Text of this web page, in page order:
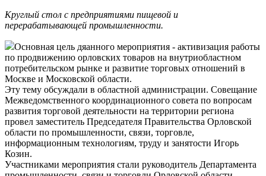
Круглый стол с предприятиями пищевой и
перерабатывающей промышленности.
Основная цель дяанного мероприятия - активизация работы
по продвижению орловских товаров на внутриобластном
потребительском рынке и развитие торговых отношений в
Москве и Московской области.
Эту тему обсуждали в областной администрации. Совещание
Межведомственного координационного совета по вопросам
развития торговой деятельности на территории региона
провел заместитель Председателя Правительства Орловской
области по промышленности, связи, торговле,
информационным технологиям, труду и занятости Игорь
Козин.
Участниками мероприятия стали руководитель Департамента